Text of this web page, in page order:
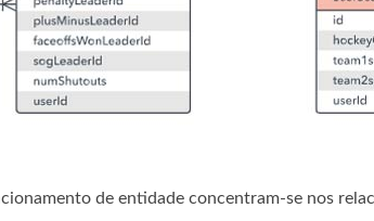
de entidade concentram-se nos